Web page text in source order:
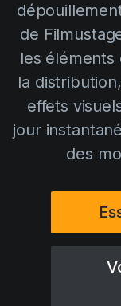
AI Agent
Education
Events
Filmmaking
Filmustage
Legal
Cas d'usage
Centre d'aide
de
les éléments
la
effets
jour
des